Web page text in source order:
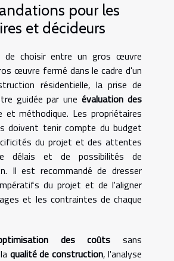
pour les
et décideurs
de choisir entre un gros œuvre
œuvre fermé dans le cadre d'un
résidentielle, la prise de
guidée par uneévaluation des
et méthodique. Les propriétaires
doivent tenir compte du budget
du projet et des attentes
délais et de possibilités de
Il est recommandé de dresser
du projet et de l'aligner
et les contraintes de chaque
des coûts sans
qualité de construction, l'analyse